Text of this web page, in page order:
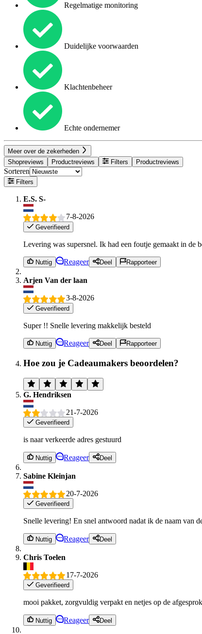
Regelmatige monitoring
Duidelijke voorwaarden
Klachtenbeheer
Echte ondernemer
Meer over de zekerheden
Shopreviews
Productreviews Filters Productreviews
Sorteren
Filters
E.S. S-
7-8-2026
Geverifieerd
Levering was supersnel. Ik had een foutje gemaakt in de
Nuttig Reageer Deel Rapporteer
Arjen Van der laan
3-8-2026
Geverifieerd
Super !! Snelle levering makkelijk besteld
Nuttig Reageer Deel Rapporteer
Hoe zou je Cadeaumakers beoordelen?
G. Hendriksen
21-7-2026
Geverifieerd
is naar verkeerde adres gestuurd
Nuttig Reageer Deel
Sabine Kleinjan
20-7-2026
Geverifieerd
Snelle levering! En snel antwoord nadat ik de naam van
Nuttig Reageer Deel
Chris Toelen
17-7-2026
Geverifieerd
mooi pakket, zorgvuldig verpakt en netjes op de
Nuttig Reageer Deel